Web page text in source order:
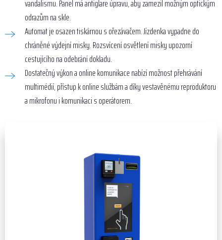
vandalismu. Panel má antiglare úpravu, aby zamezil možným optickým
odrazům na skle.
Automat je osazen tiskárnou s ořezávačem. Jízdenka vypadne do
chráněné výdejní misky. Rozsvícení osvětlení misky upozorní
cestujícího na odebrání dokladu.
Dostatečný výkon a online komunikace nabízí možnost přehrávání
multimédií, přístup k online službám a díky vestavěnému reproduktoru
a mikrofonu i komunikaci s operátorem.